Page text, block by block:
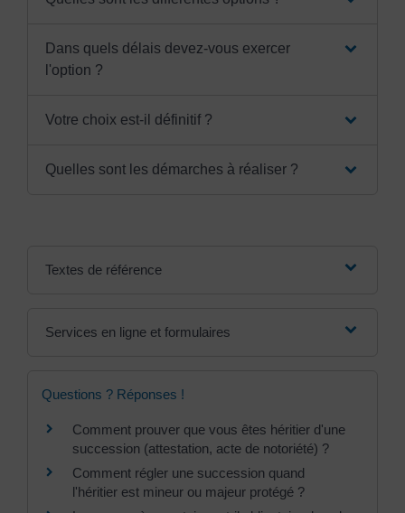
Dans quels délais devez-vous exercer
l'option ?
Votre choix est-il définitif ?
Quelles sont les démarches à réaliser ?
Textes de référence
Services en ligne et formulaires
Questions ? Réponses !
Comment prouver que vous êtes héritier d'une
succession (attestation, acte de notoriété) ?
Comment régler une succession quand
l'héritier est mineur ou majeur protégé ?